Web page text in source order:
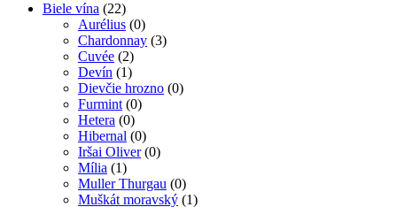
Biele vína (22)
Aurélius (0)
Chardonnay (3)
Cuvée (2)
Devín (1)
Dievčie hrozno (0)
Furmint (0)
Hetera (0)
Hibernal (0)
Iršai Oliver (0)
Mília (1)
Muller Thurgau (0)
Muškát moravský (1)